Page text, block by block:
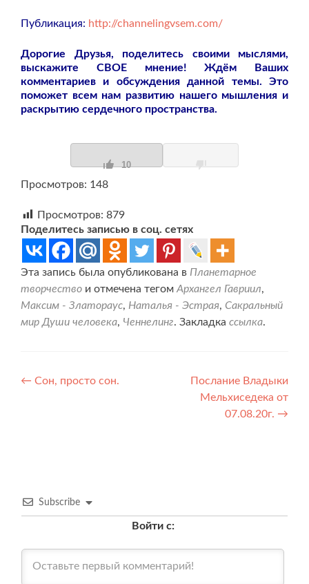
Публикация: http://channelingvsem.com/
Дорогие Друзья, поделитесь своими мыслями,
выскажите СВОЕ мнение! Ждём Ваших
комментариев и обсуждения данной темы. Это
поможет всем нам развитию нашего мышления и
раскрытию сердечного пространства.
10
Просмотров: 148
Просмотров: 879
Поделитесь записью в соц. сетях
Эта запись была опубликована в Планетарное
творчество и отмечена тегом Архангел Гавриил,
Максим - Златораус, Наталья - Эстрая, Сакральный
мир Души человека, Ченнелинг. Закладка ссылка.
Навигация
← Сон, просто сон.
Послание Владыки
Мельхиседека от
07.08.20г. →
Subscribe
Войти с: